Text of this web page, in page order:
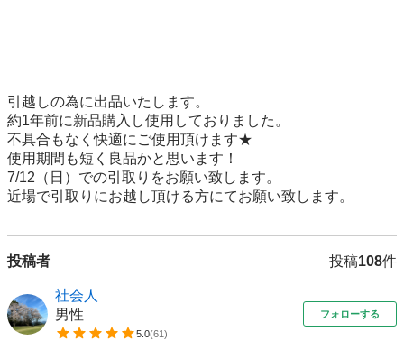
引越しの為に出品いたします。
約1年前に新品購入し使用しておりました。
不具合もなく快適にご使用頂けます★
使用期間も短く良品かと思います！
7/12（日）での引取りをお願い致します。
近場で引取りにお越し頂ける方にてお願い致します。
投稿者 投稿108件
社会人
男性
5.0(61)
フォローする